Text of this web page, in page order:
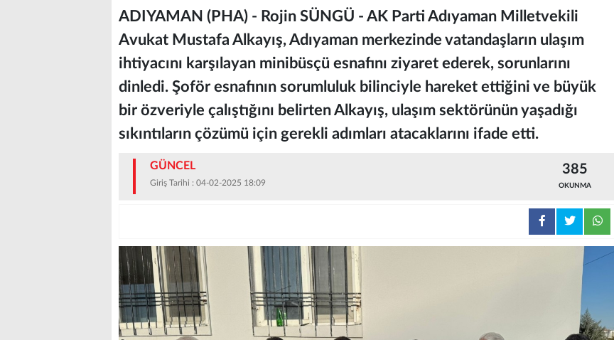
ADIYAMAN (PHA) - Rojin SÜNGÜ - AK Parti Adıyaman Milletvekili
Avukat Mustafa Alkayış, Adıyaman merkezinde vatandaşların ulaşım
ihtiyacını karşılayan minibüsçü esnafını ziyaret ederek, sorunlarını
dinledi. Şoför esnafının sorumluluk bilinciyle hareket ettiğini ve büyük
bir özveriyle çalıştığını belirten Alkayış, ulaşım sektörünün yaşadığı
sıkıntıların çözümü için gerekli adımları atacaklarını ifade etti.
GÜNCEL
Giriş Tarihi : 04-02-2025 18:09
385
OKUNMA